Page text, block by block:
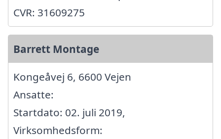
CVR: 31609275
Barrett Montage
Kongeåvej 6, 6600 Vejen
Ansatte:
Startdato: 02. juli 2019,
Virksomhedsform: